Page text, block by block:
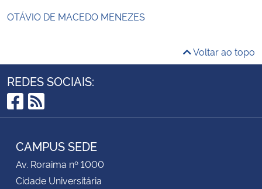
OTÁVIO DE MACEDO MENEZES
Voltar ao topo
REDES SOCIAIS:
Facebook
RSS
CAMPUS SEDE
Av. Roraima nº 1000
Cidade Universitária